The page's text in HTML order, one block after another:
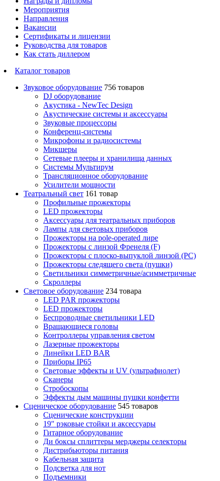
Мероприятия
Направления
Вакансии
Сертификаты и лицензии
Руководства для товаров
Как стать диллером
Каталог товаров
Звуковое оборудование 756 товаров
DJ оборудование
Акустика - NewTec Design
Акустические системы и аксессуары
Звуковые процессоры
Конференц-системы
Микрофоны и радиосистемы
Микшеры
Сетевые плееры и хранилища данных
Системы Мультирум
Трансляционное оборудование
Усилители мощности
Театральный свет 161 товар
Профильные прожекторы
LED прожекторы
Аксессуары для театральных приборов
Лампы для световых приборов
Прожекторы на pole-operated лире
Прожекторы с линзой Френеля (F)
Прожекторы с плоско-выпуклой линзой (PC)
Прожекторы следящего света (пушки)
Светильники симметричные/асимметричные
Скроллеры
Световое оборудование 234 товара
LED PAR прожекторы
LED прожекторы
Беспроводные светильники LED
Вращающиеся головы
Контроллеры управления светом
Лазерные прожекторы
Линейки LED BAR
Приборы IP65
Световые эффекты и UV (ультрафиолет)
Сканеры
Стробоскопы
Эффекты дым машины пушки конфетти
Сценическое оборудование 545 товаров
Сценические конструкции
19" рэковые стойки и аксесcуары
Гитарное оборудование
Ди боксы сплиттеры мерджеры селекторы
Дистрибьюторы питания
Кабельная защита
Подсветка для нот
Подъемники